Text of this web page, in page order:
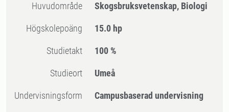
Huvudområde Skogsbruksvetenskap, Biologi
högskolepoäng 15.0 hp
Studietakt 100 %
Studieort Umeå
Undervisningsform Campusbaserad undervisning